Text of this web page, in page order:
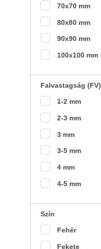
70x70 mm
80x80 mm
90x90 mm
100x100 mm
Falvastagság (FV)
1-2 mm
2-3 mm
3 mm
3-5 mm
4 mm
4-5 mm
Szín
Fehér
Fekete